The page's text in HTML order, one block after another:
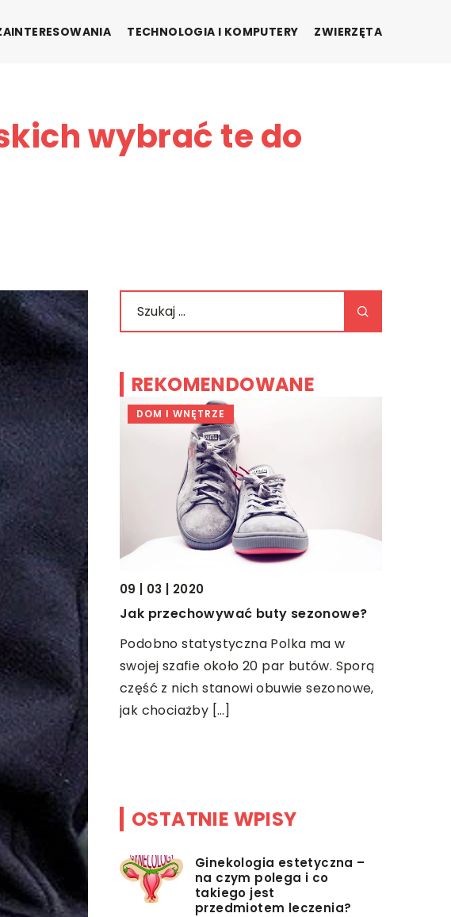
TECHNOLOGIA I KOMPUTERY ZWIERZĘTA
wybrać te do
REKOMENDOWANE
przenośnej
stają się
życia,
są z
formie, więc
DOM I WNĘTRZE
09 | 03 | 2020
Jak przechowywać buty sezonowe?
Podobno statystyczna Polka ma w
swojej szafie około 20 par butów. Sporą
część z nich stanowi obuwie sezonowe,
jak chociażby […]
OSTATNIE WPISY
Ginekologia estetyczna –
na czym polega i co
takiego jest
przedmiotem leczenia?